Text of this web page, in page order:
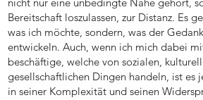
Bereitschaft loszulassen, zur Distanz. Es
was ich möchte, sondern, was der
entwickeln. Auch, wenn ich mich dabei
beschäftige, welche von sozialen,
gesellschaftlichen Dingen handeln, ist es
in seiner Komplexität und seinen